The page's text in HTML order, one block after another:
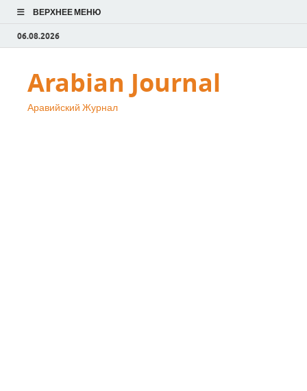
ВЕРХНЕЕ МЕНЮ
06.08.2026
Arabian Journal
Аравийский Журнал